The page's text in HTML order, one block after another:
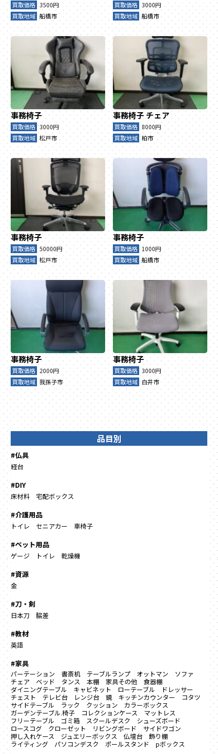
買取価格 3500円
買取地域 船橋市
買取価格 3000円
買取地域 船橋市
事務椅子
買取価格 3000円
買取地域 松戸市
事務椅子 チェア
買取価格 8000円
買取地域 柏市
事務椅子
買取価格 50000円
買取地域 松戸市
事務椅子
買取価格 1000円
買取地域 船橋市
事務椅子
買取価格 2000円
買取地域 我孫子市
事務椅子
買取価格 3000円
買取地域 白井市
品目別
#仏具
経台
#DIY
床材料 宅配ボックス
#介護用品
トイレ セニアカー 車椅子
#ペット用品
ゲージ トイレ 乾燥機
#資源
金
#刀・剣
日本刀 脇差
#教材
英語
#家具
パーテーション 書斎机 テーブルランプ オットマン
ソファ
チェア
ベッド タンス 本棚 家具その他
食器棚
ダイニングテーブル
キャビネット ローテーブル
ドレッサー
チェスト
テレビ台 レンジ台 鏡 キッチンカウンター
コタツ
サイドテーブル
ラック クッション
カラーボックス
ガーデンテーブル.椅子
コレクションケース
マットレス
フリーテーブル
ゴミ箱 スクールデスク
シューズボード
ロースコグ
クローゼット リビングボード
サイドワゴン
押し入れケース
ジュエリーボックス 仏壇台
飾り棚
ライティング
パソコンデスク ポールスタンド pボックス